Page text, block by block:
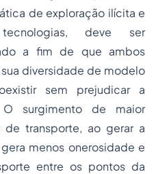
de exploração ilícita e
deve ser
a fim de que ambos
diversidade de modelo
sem prejudicar a
surgimento de maior
transporte, ao gerar a
menos onerosidade e
entre os pontos da